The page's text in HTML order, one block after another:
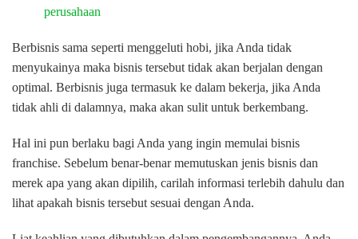
perusahaan
Berbisnis sama seperti menggeluti hobi, jika Anda tidak
menyukainya maka bisnis tersebut tidak akan berjalan dengan
optimal. Berbisnis juga termasuk ke dalam bekerja, jika Anda
tidak ahli di dalamnya, maka akan sulit untuk berkembang.
Hal ini pun berlaku bagi Anda yang ingin memulai bisnis
franchise. Sebelum benar-benar memutuskan jenis bisnis dan
merek apa yang akan dipilih, carilah informasi terlebih dahulu dan
lihat apakah bisnis tersebut sesuai dengan Anda.